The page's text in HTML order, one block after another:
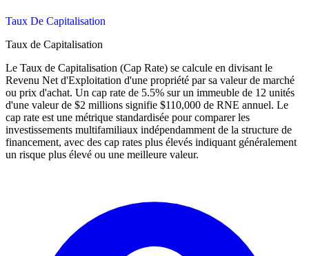
Taux De Capitalisation
Taux de Capitalisation
Le Taux de Capitalisation (Cap Rate) se calcule en divisant le
Revenu Net d'Exploitation d'une propriété par sa valeur de marché
ou prix d'achat. Un cap rate de 5.5% sur un immeuble de 12 unités
d'une valeur de $2 millions signifie $110,000 de RNE annuel. Le
cap rate est une métrique standardisée pour comparer les
investissements multifamiliaux indépendamment de la structure de
financement, avec des cap rates plus élevés indiquant généralement
un risque plus élevé ou une meilleure valeur.